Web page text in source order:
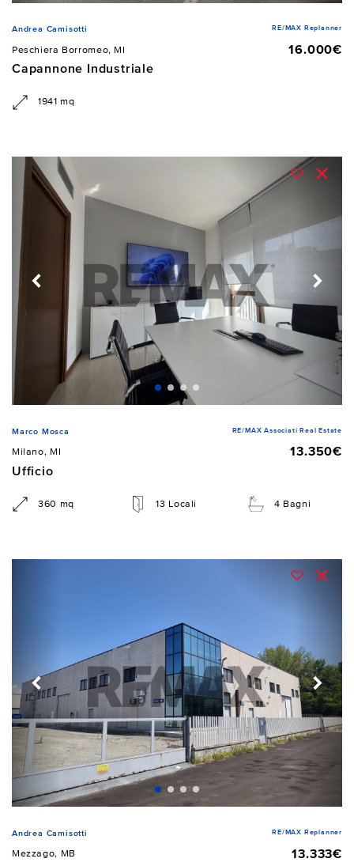
Andrea Camisotti RE/MAX Replanner
Peschiera Borromeo, MI
16.000€
Capannone Industriale
1941 mq
Marco Mosca RE/MAX Associati Real Estate
Milano, MI
13.350€
Ufficio
360 mq 13 Locali 4 Bagni
Andrea Camisotti RE/MAX Replanner
Mezzago, MB 13.333€